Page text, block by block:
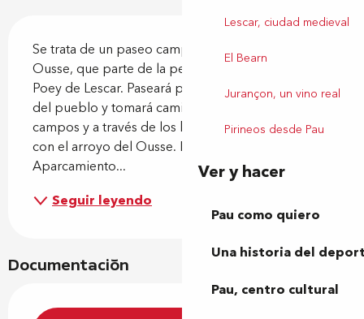
Lescar, ciudad medieval
El Bearn
Jurançon, un vino real
Pirineos desde Pau
Ver y hacer
Pau como quiero
Una historia del
Pau, centro cultural
Se trata de un paseo campestre por el valle del
Ousse, que parte de la pequeña localidad rural de
Poey de Lescar. Paseará por las tranquilas calles
del pueblo y tomará caminos a lo largo de los
campos y a través de los bosques, encontrándose
con el arroyo del Ousse. Punto de salida:
Aparcamiento...
Seguir leyendo
Documentación